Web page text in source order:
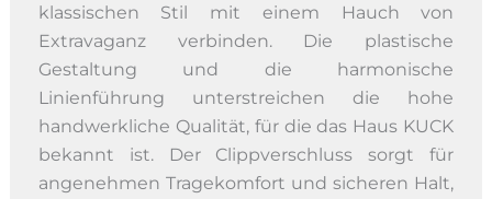
klassischen Stil mit einem Hauch von
Extravaganz verbinden. Die plastische
Gestaltung und die harmonische
Linienführung unterstreichen die hohe
handwerkliche Qualität, für die das Haus KUCK
bekannt ist. Der Clippverschluss sorgt für
angenehmen Tragekomfort und sicheren Halt,